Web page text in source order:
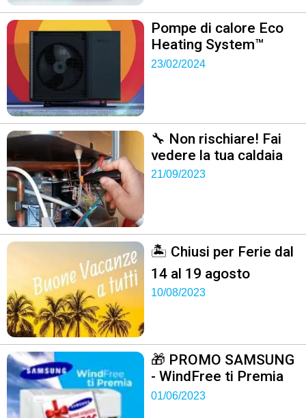
Pompe di calore Eco
Heating System™
23/02/2024
🔧 Non rischiare! Fai
vedere la tua caldaia
21/09/2023
🏝 Chiusi per Ferie dal
14 al 19 agosto
10/08/2023
🎁 PROMO SAMSUNG
- WindFree ti Premia
01/06/2023